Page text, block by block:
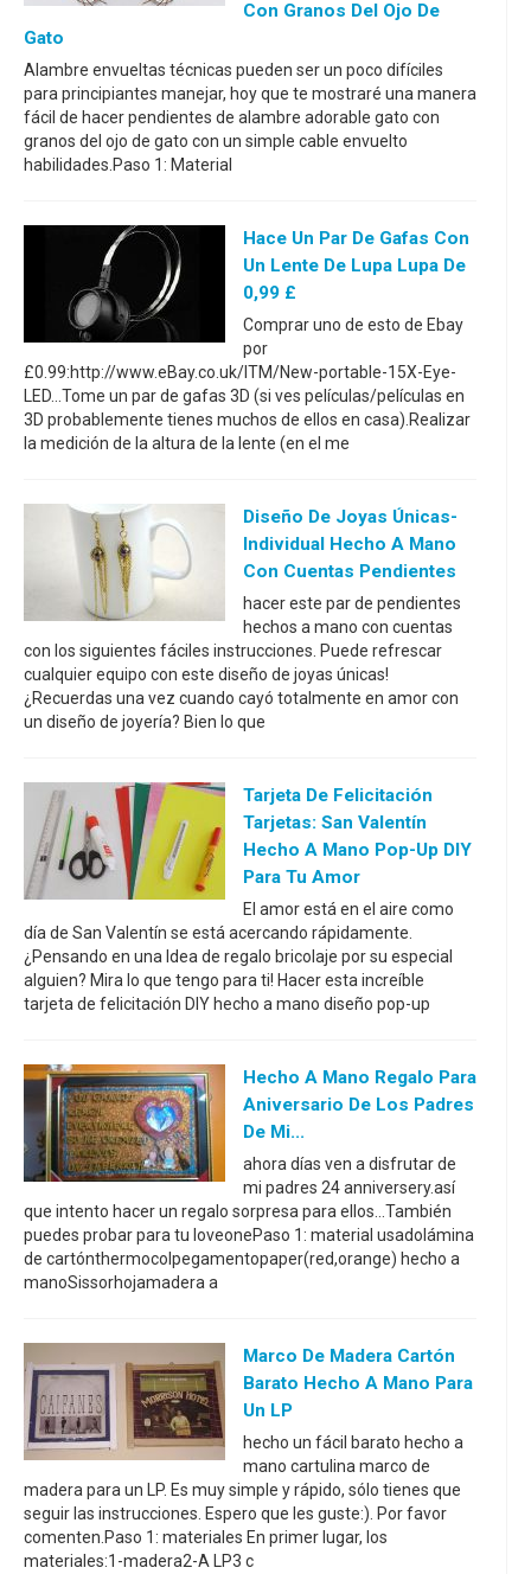
Con Granos Del Ojo De
Gato
Alambre envueltas técnicas pueden ser un poco difíciles
para principiantes manejar, hoy que te mostraré una manera
fácil de hacer pendientes de alambre adorable gato con
granos del ojo de gato con un simple cable envuelto
habilidades.Paso 1: Material
Hace Un Par De Gafas Con
Un Lente De Lupa Lupa De
0,99 £
Comprar uno de esto de Ebay
por
£0.99:http://www.eBay.co.uk/ITM/New-portable-15X-Eye-
LED...Tome un par de gafas 3D (si ves películas/películas en
3D probablemente tienes muchos de ellos en casa).Realizar
la medición de la altura de la lente (en el me
Diseño De Joyas Únicas-
Individual Hecho A Mano
Con Cuentas Pendientes
hacer este par de pendientes
hechos a mano con cuentas
con los siguientes fáciles instrucciones. Puede refrescar
cualquier equipo con este diseño de joyas únicas!
¿Recuerdas una vez cuando cayó totalmente en amor con
un diseño de joyería? Bien lo que
Tarjeta De Felicitación
Tarjetas: San Valentín
Hecho A Mano Pop-Up DIY
Para Tu Amor
El amor está en el aire como
día de San Valentín se está acercando rápidamente.
¿Pensando en una Idea de regalo bricolaje por su especial
alguien? Mira lo que tengo para ti! Hacer esta increíble
tarjeta de felicitación DIY hecho a mano diseño pop-up
Hecho A Mano Regalo Para
Aniversario De Los Padres
De Mi...
ahora días ven a disfrutar de
mi padres 24 anniversery.así
que intento hacer un regalo sorpresa para ellos...También
puedes probar para tu loveonePaso 1: material usadolámina
de cartónthermocolpegamentopaper(red,orange) hecho a
manoSissorhojamadera a
Marco De Madera Cartón
Barato Hecho A Mano Para
Un LP
hecho un fácil barato hecho a
mano cartulina marco de
madera para un LP. Es muy simple y rápido, sólo tienes que
seguir las instrucciones. Espero que les guste:). Por favor
comenten.Paso 1: materiales En primer lugar, los
materiales:1-madera2-A LP3 c